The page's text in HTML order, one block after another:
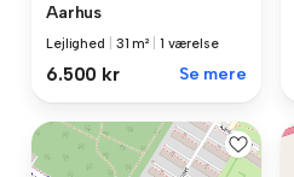
Aarhus
Lejlighed 31 m² 1 værelse
6.500 kr Se mere